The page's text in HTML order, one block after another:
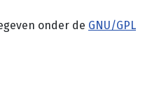
onder de GNU/GPL